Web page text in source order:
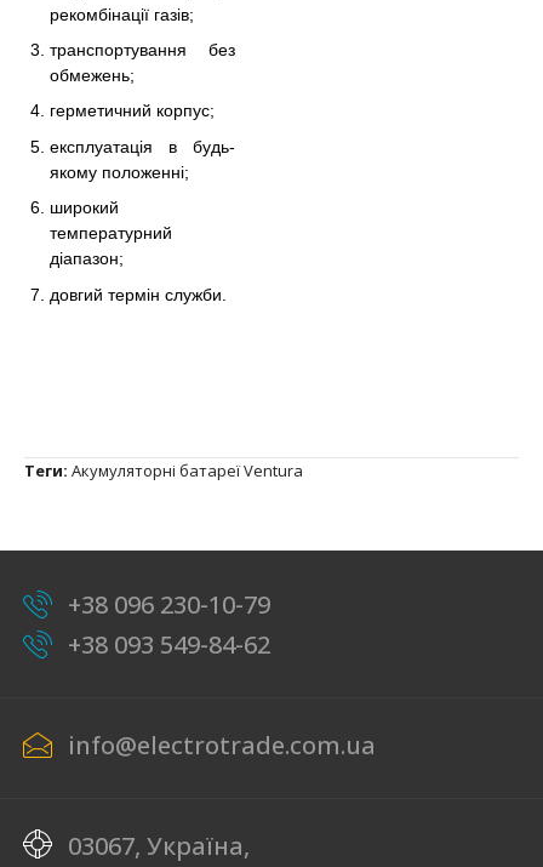
рекомбінації газів;
транспортування без
обмежень;
герметичний корпус;
експлуатація в будь-
якому положенні;
широкий
температурний
діапазон;
довгий термін служби.
Теги: Акумуляторні батареї Ventura
+38 096 230-10-79
+38 093 549-84-62
info@electrotrade.com.ua
03067, Україна,